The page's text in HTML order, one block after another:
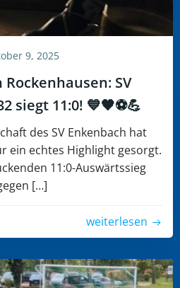
9, 2025
Rockenhausen: SV
siegt 11:0! 💙🖤⚽️💪
des SV Enkenbach hat
ein echtes Highlight gesorgt.
11:0-Auswärtssieg
[…]
weiterlesen